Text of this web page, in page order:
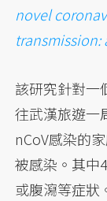
novel
transmission:
該研究針對一
往武漢旅遊一
nCoV感染的
被感染。其中
或腹瀉等症狀